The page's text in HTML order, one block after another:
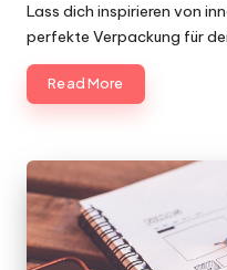
Lass dich inspirieren von
perfekte Verpackung für
Read More